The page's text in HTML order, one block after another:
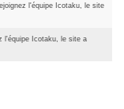
l'équipe Icotaku, le site
l'équipe Icotaku, le site a